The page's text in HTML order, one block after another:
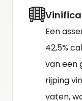
Een
42,5%
van een
rijping
vaten,